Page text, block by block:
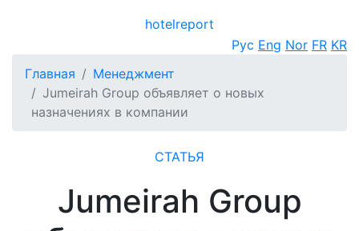
hotelreport
Рус Eng Nor FR KR
Главная
Менеджмент
Jumeirah Group объявляет о новых
назначениях в компании
СТАТЬЯ
Jumeirah Group